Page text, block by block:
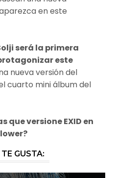
en este
será la primera
este
nueva versión del
cuarto mini álbum del
que versione EXID en
GUSTA: